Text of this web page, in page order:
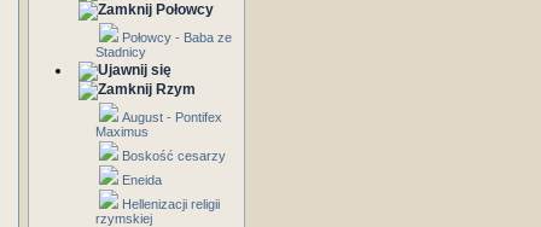
Połowcy
Połowcy - Baba ze
Stadnicy
Rzym
August - Pontifex
Maximus
Boskość cesarzy
Eneida
Hellenizacji religii
rzymskiej